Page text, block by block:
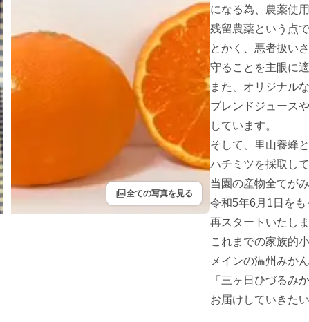
filter全ての写真を見る
になる為、農薬使
残留農薬という点
とかく、悪者扱い
守ることを主眼に
また、オリジナル
ブレンドジュース
しています。
そして、里山養蜂
ハチミツを採取し
当園の産物全てが
令和5年6月1日をも
再スタートいたし
これまでの家族的
メインの温州みか
「三ヶ日ひづるみ
お届けしていきた